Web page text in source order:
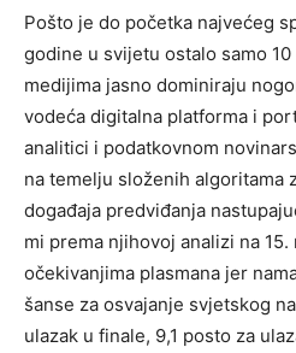
Pošto je do početka najvećeg
godine u svijetu ostalo samo
medijima jasno dominiraju
vodeća digitalna platforma i
analitici i podatkovnom
na temelju složenih algoritama
događaja predviđanja
mi prema njihovoj analizi na
očekivanjima plasmana jer
šanse za osvajanje svjetskog
ulazak u finale, 9,1 posto za